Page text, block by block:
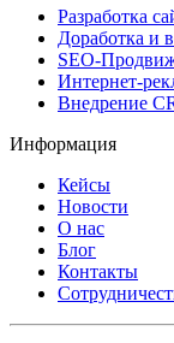
Разработка
Доработка и
SEO-
Интернет-
Внедрение
Информация
Кейсы
Новости
О нас
Блог
Контакты